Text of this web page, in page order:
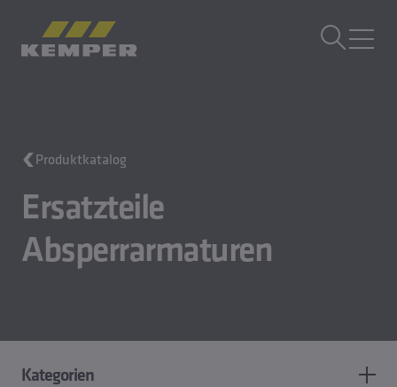
Gusstechnik
Walzprodukte
Unternehmen
Karriere
DE| DE Sprachwechsler
Produktkatalog
Ersatzteile
Absperrarmaturen
Kategorien